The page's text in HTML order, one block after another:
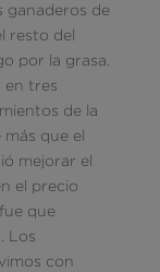
ganaderos de
resto del
por la grasa.
en tres
de la
que el
mejorar el
el precio
que
Los
con